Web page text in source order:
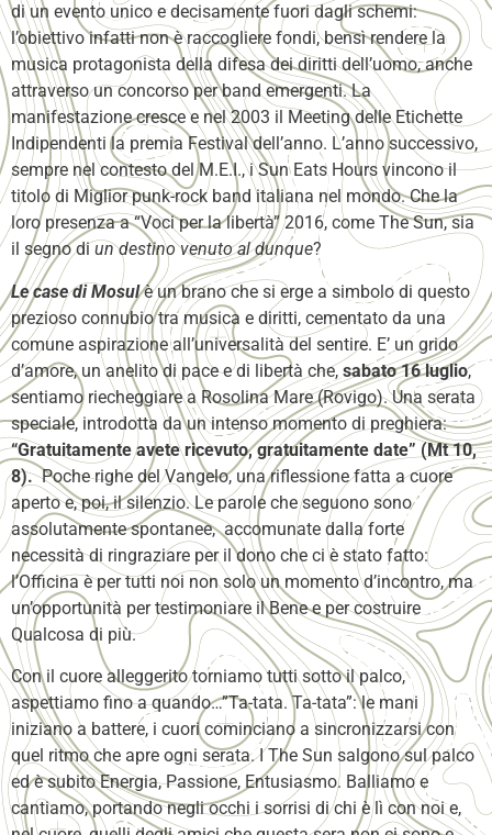
di un evento unico e decisamente fuori dagli schemi:
l’obiettivo infatti non è raccogliere fondi, bensì rendere la
musica protagonista della difesa dei diritti dell’uomo, anche
attraverso un concorso per band emergenti. La
manifestazione cresce e nel 2003 il Meeting delle Etichette
Indipendenti la premia Festival dell’anno. L’anno successivo,
sempre nel contesto del M.E.I., i Sun Eats Hours vincono il
titolo di Miglior punk-rock band italiana nel mondo. Che la
loro presenza a “Voci per la libertà” 2016, come The Sun, sia
il segno diun destino venuto al dunque?
Le case di Mosulè un brano che si erge a simbolo di questo
prezioso connubio tra musica e diritti, cementato da una
comune aspirazione all’universalità del sentire. E’ un grido
d’amore, un anelito di pace e di libertà che,sabato 16 luglio,
sentiamo riecheggiare a Rosolina Mare (Rovigo). Una serata
speciale, introdotta da un intenso momento di preghiera:
“Gratuitamente avete ricevuto, gratuitamente date” (Mt 10,
8).Poche righe del Vangelo, una riflessione fatta a cuore
aperto e, poi, il silenzio. Le parole che seguono sono
assolutamente spontanee, accomunate dalla forte
necessità di ringraziare per il dono che ci è stato fatto:
l’Officina è per tutti noi non solo un momento d’incontro, ma
un’opportunità per testimoniare il Bene e per costruire
Qualcosa di più.
Con il cuore alleggerito torniamo tutti sotto il palco,
aspettiamo fino a quando…”Ta-tata. Ta-tata”: le mani
iniziano a battere, i cuori cominciano a sincronizzarsi con
quel ritmo che apre ogni serata. I The Sun salgono sul palco
ed è subito Energia, Passione, Entusiasmo. Balliamo e
cantiamo, portando negli occhi i sorrisi di chi è lì con noi e,